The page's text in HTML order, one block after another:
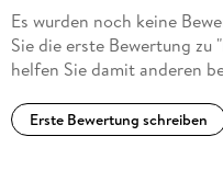
frühen postoperativen
Leipzig und Prag.
Es wurden noch keine
Sie die erste Bewertung zu
helfen Sie damit anderen
Erste Bewertung schreiben